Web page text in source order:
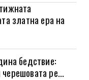
златна ера на
бедствие:
ре...